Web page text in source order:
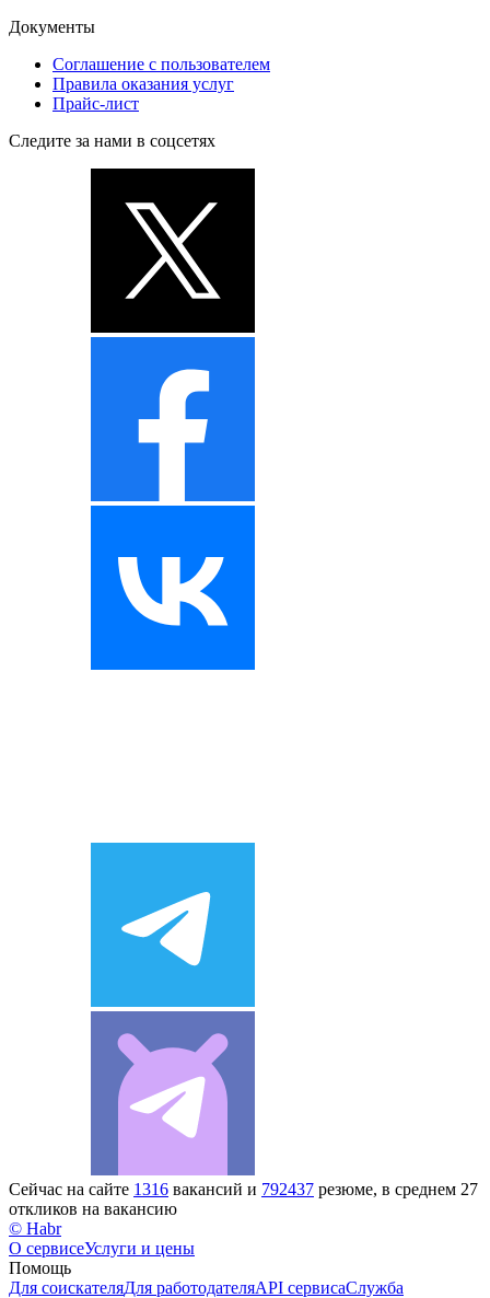
Документы
Соглашение с пользователем
Правила оказания услуг
Прайс-лист
Следите за нами в соцсетях
Сейчас на сайте 1316 вакансий и 792437 резюме, в среднем 27
откликов на вакансию
© Habr
О сервисеУслуги и цены
Помощь
Для соискателяДля работодателяAPI сервисаСлужба